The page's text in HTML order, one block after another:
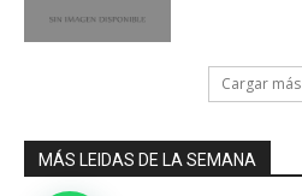
Cargar más
MÁS LEIDAS DE LA SEMANA